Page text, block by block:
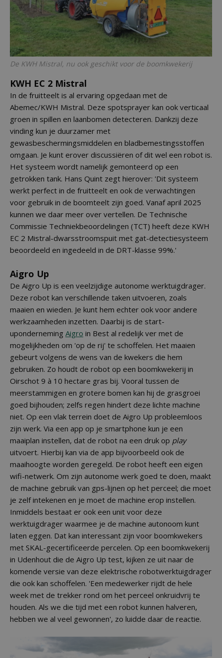
De KWH Mistral, nu ook geschikt voor de boomkwekerij
KWH EC 2 Mistral
In de fruitteelt is al ervaring opgedaan met de
Abemec/KWH Mistral. Deze spotsprayer kan ook verticaal
groen in spillen en laanbomen detecteren. Dankzij deze
vinding kun je duurzamer met
gewasbeschermingsmiddelen en bladbemestingsstoffen
omgaan. Je kunt erover discussiëren of dit wel een robot is.
Het systeem wordt namelijk gemonteerd op een
getrokken tank. Hans Quint zegt hierover: 'Dit systeem
werkt perfect in de fruitteelt en ook de verwachtingen
voor gebruik in de boomteelt zijn goed. Vanaf april 2025
kunnen we daar meer over vertellen. De Technische
Commissie Techniekbeoordelingen (TCT) heeft deze KWH
EC 2 Mistral-dwarsstroomspuit met gat-detectiesysteem
beoordeeld en ingedeeld in de DRT-klasse 99%.'
Aigro Up
De Aigro Up is een veelzijdige autonome werktuigdrager.
Deze robot kan verschillende taken uitvoeren, zoals
maaien en wieden. Je kunt hem echter ook voor andere
werkzaamheden inzetten. Daarbij is de start-
uponderneming Aigro in Best al redelijk ver met de
mogelijkheden om 'op de rij' te schoffelen. Het maaien
gebeurt volgens de wens van de kwekers die hem
gebruiken. Zo houdt de robot op een boomkwekerij in
Oirschot 9 à 10 hectare gras bij. Vooral tussen de
meerstammigen en grotere bomen kan hij de grasgroei
goed bijhouden; zelfs regen hindert deze lichte machine
niet. Op een vlak terrein doet de Aigro Up probleemloos
zijn werk. Via een app op je smartphone kun je een
maaiplan instellen, dat de robot na een druk op play
uitvoert. Hierbij kan via de app bijvoorbeeld ook de
maaihoogte worden geregeld. De robot heeft een eigen
wifi-netwerk. Om zijn autonome werk goed te doen, maakt
de machine gebruik van gps-lijnen op het perceel; die moet
je zelf intekenen en je moet de machine erop instellen.
Inmiddels bestaat er ook een unit voor deze
werktuigdrager waarmee je de machine autonoom kunt
laten eggen. Dat kan interessant zijn voor boomkwekers
met SKAL-gecertificeerde percelen. Op een boomkwekerij
in Udenhout die de Aigro Up test, kijken ze uit naar de
komende versie van deze elektrische robotwerktuigdrager
die ook kan schoffelen. 'Een medewerker rijdt de hele
week met de trekker rond om het perceel onkruidvrij te
houden. Als we die tijd met een robot kunnen halveren,
hebben we al veel gewonnen', zo luidde daar de reactie.